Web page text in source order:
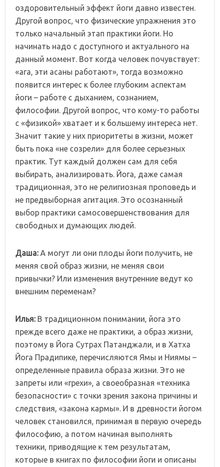
оздоровительный эффект йоги давно известен.
Другой вопрос, что физические упражнения это
только начальный этап практики йоги. Но
начинать надо с доступного и актуального на
данный момент. Вот когда человек почувствует:
«ага, эти асаны работают», тогда возможно
появится интерес к более глубоким аспектам
йоги – работе с дыханием, сознанием,
философии. Другой вопрос, что кому-то работы
с «физикой» хватает и к большему интереса нет.
Значит такие у них приоритеты в жизни, может
быть пока «не созрели» для более серьезных
практик. Тут каждый должен сам для себя
выбирать, анализировать. Йога, даже самая
традиционная, это не религиозная проповедь и
не предвыборная агитация. Это осознанный
выбор практики самосовершенствования для
свободных и думающих людей.
Даша:А могут ли они плоды йоги получить, не
меняя свой образ жизни, не меняя свои
привычки? Или изменения внутренние ведут ко
внешним переменам?
Илья:В традиционном понимании, йога это
прежде всего даже не практики, а образ жизни,
поэтому в Йога Сутрах Патанджали, и в Хатха
Йога Прадипике, перечисляются Ямы и Ниямы –
определенные правила образа жизни. Это не
запреты или «грехи», а своеобразная «техника
безопасности» с точки зрения закона причины и
следствия, «закона кармы». И в древности йогом
человек становился, принимая в первую очередь
философию, а потом начиная выполнять
техники, приводящие к тем результатам,
которые в книгах по философии йоги и описаны